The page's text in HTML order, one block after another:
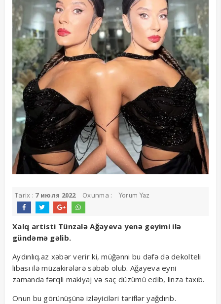
Tarix : 7 июля 2022 Oxunma : Yorum Yaz
Xalq artisti Tünzalə Ağayeva yenə geyimi ilə
gündəmə gəlib.
Aydınlıq.az xəbər verir ki, müğənni bu dəfə də dekolteli
libası ilə müzakirələrə səbəb olub. Ağayeva eyni
zamanda fərqli makiyaj və saç düzümü edib, linza taxıb.
Onun bu görünüşünə izləyiciləri təriflər yağdırıb.